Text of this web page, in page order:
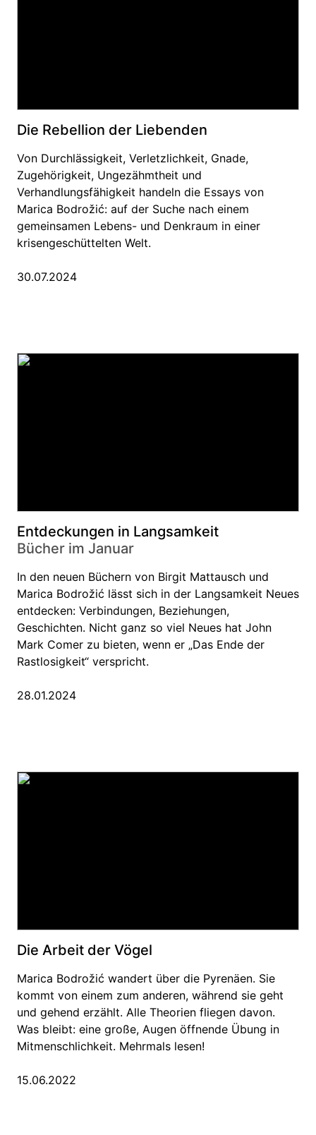
Die Rebellion der Liebenden
Von Durchlässigkeit, Verletzlichkeit, Gnade,
Zugehörigkeit, Ungezähmtheit und
Verhandlungsfähigkeit handeln die Essays von
Marica Bodrožić: auf der Suche nach einem
gemeinsamen Lebens- und Denkraum in einer
krisengeschüttelten Welt.
30.07.2024
Entdeckungen in Langsamkeit
Bücher im Januar
In den neuen Büchern von Birgit Mattausch und
Marica Bodrožić lässt sich in der Langsamkeit Neues
entdecken: Verbindungen, Beziehungen,
Geschichten. Nicht ganz so viel Neues hat John
Mark Comer zu bieten, wenn er „Das Ende der
Rastlosigkeit“ verspricht.
28.01.2024
Die Arbeit der Vögel
Marica Bodrožić wandert über die Pyrenäen. Sie
kommt von einem zum anderen, während sie geht
und gehend erzählt. Alle Theorien fliegen davon.
Was bleibt: eine große, Augen öffnende Übung in
Mitmenschlichkeit. Mehrmals lesen!
15.06.2022